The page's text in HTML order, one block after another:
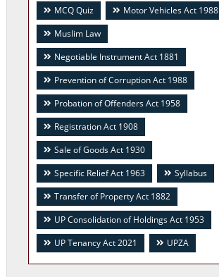
MCQ Quiz
Motor Vehicles Act 1988
Muslim Law
Negotiable Instrument Act 1881
Prevention of Corruption Act 1988
Probation of Offenders Act 1958
Registration Act 1908
Sale of Goods Act 1930
Specific Relief Act 1963
Syllabus
Transfer of Property Act 1882
UP Consolidation of Holdings Act 1953
UP Tenancy Act 2021
UPZA